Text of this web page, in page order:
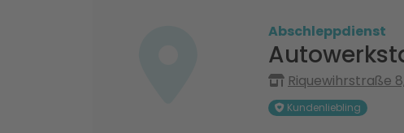
Abschleppdienst
Riquewihrstraße
Kundenliebling